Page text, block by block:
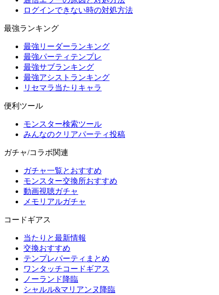
ログインできない時の対処方法
最強ランキング
最強リーダーランキング
最強パーティテンプレ
最強サブランキング
最強アシストランキング
リセマラ当たりキャラ
便利ツール
モンスター検索ツール
みんなのクリアパーティ投稿
ガチャ/コラボ関連
ガチャ一覧とおすすめ
モンスター交換所おすすめ
動画視聴ガチャ
メモリアルガチャ
コードギアス
当たりと最新情報
交換おすすめ
テンプレパーティまとめ
ワンタッチコードギアス
ノーランド降臨
シャルル&マリアンヌ降臨